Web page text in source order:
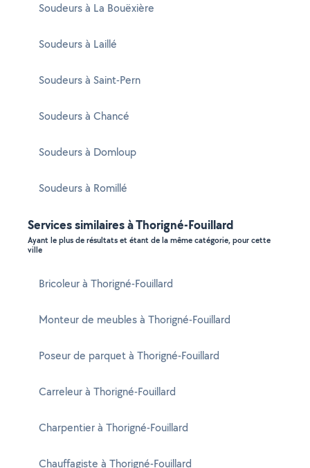
Soudeurs à La Bouëxière
Soudeurs à Laillé
Soudeurs à Saint-Pern
Soudeurs à Chancé
Soudeurs à Domloup
Soudeurs à Romillé
Services similaires à Thorigné-Fouillard
Ayant le plus de résultats et étant de la même catégorie, pour cette
ville
Bricoleur à Thorigné-Fouillard
Monteur de meubles à Thorigné-Fouillard
Poseur de parquet à Thorigné-Fouillard
Carreleur à Thorigné-Fouillard
Charpentier à Thorigné-Fouillard
Chauffagiste à Thorigné-Fouillard